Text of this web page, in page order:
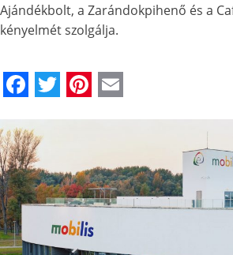
Ajándékbolt, a Zarándokpihenő és a
kényelmét szolgálja.
Facebook
TwitterPinterest